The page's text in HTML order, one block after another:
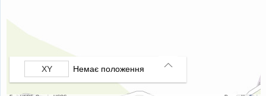
Немає положення